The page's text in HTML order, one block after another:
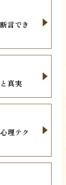
言でき
真実
理テク